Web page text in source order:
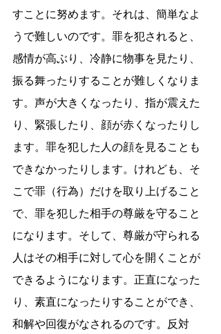
すことに努めます。それは、簡単なよ
うで難しいのです。罪を犯されると、
感情が高ぶり、冷静に物事を見たり、
振る舞ったりすることが難しくなりま
す。声が大きくなったり、指が震えた
り、緊張したり、顔が赤くなったりし
ます。罪を犯した人の顔を見ることも
できなかったりします。けれども、そ
こで罪（行為）だけを取り上げること
で、罪を犯した相手の尊厳を守ること
になります。そして、尊厳が守られる
人はその相手に対して心を開くことが
できるようになります。正直になった
り、素直になったりすることができ、
和解や回復がなされるのです。反対